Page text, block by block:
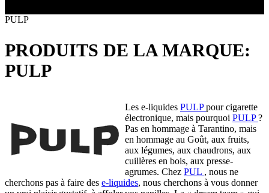
- LES PLUS VENDUS
Pods & Formats Poche
Boxs
LA PRESSE EN PARLE
Interview France Bleu Genericlop
PULP
PRODUITS DE LA MARQUE:
PULP
Les e-liquides PULPpour cigarette
électronique, mais pourquoi PULP?
Pas en hommage à Tarantino, mais
en hommage au Goût, aux fruits,
aux légumes, aux chaudrons, aux
cuillères en bois, aux presse-
agrumes. Chez PUL , nous ne
cherchons pas à faire des e-liquides, nous cherchons à vous donner